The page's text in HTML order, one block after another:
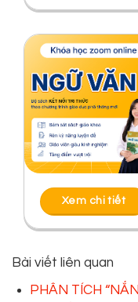
Xem chi tiết
Bài viết liên quan
PHÂN TÍCH